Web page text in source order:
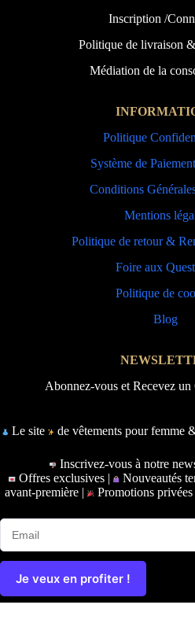
Inscription /
Politique de livraison
Médiation de la
Politique
Système de
Conditions
Mentions
Politique de retour &
Foire aux
Politique de
Blog
Abonnez-vous et Recevez
Le site de vêtements pour femme
Inscrivez-vous à notre
Offres exclusives |
Nouveautés
avant-première | Promotions privées
Je veux en profiter !